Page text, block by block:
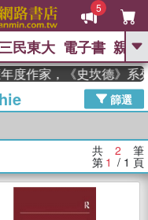
5
GO
圭吾 高希均教授回憶錄
、 父親節 、 如果歷
錄 、 方念華 、 台灣的李
數學女孩：黎曼猜想 、
神經
民東大 電子書 親子
作家，《史坎德》系
篩選
共 2 筆
第 1 / 1 頁